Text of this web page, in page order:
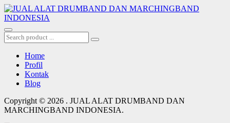
Home
Profil
Kontak
Blog
Copyright © 2026 . JUAL ALAT DRUMBAND DAN
MARCHINGBAND INDONESIA.